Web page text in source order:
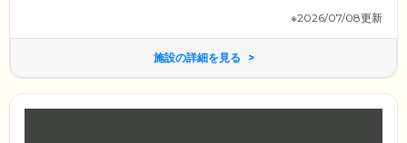
※2026/07/08更新
施設の詳細を見る